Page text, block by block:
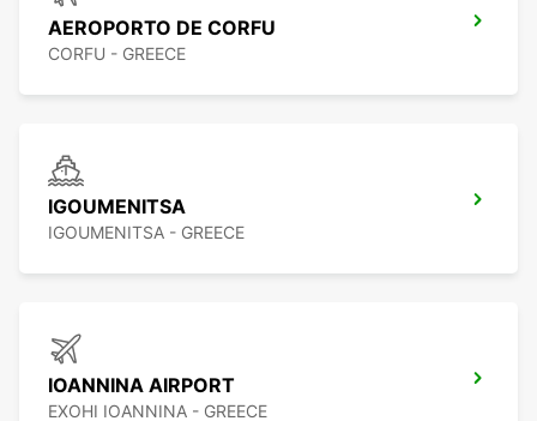
AEROPORTO DE CORFU
CORFU - GREECE
IGOUMENITSA
IGOUMENITSA - GREECE
IOANNINA AIRPORT
EXOHI IOANNINA - GREECE